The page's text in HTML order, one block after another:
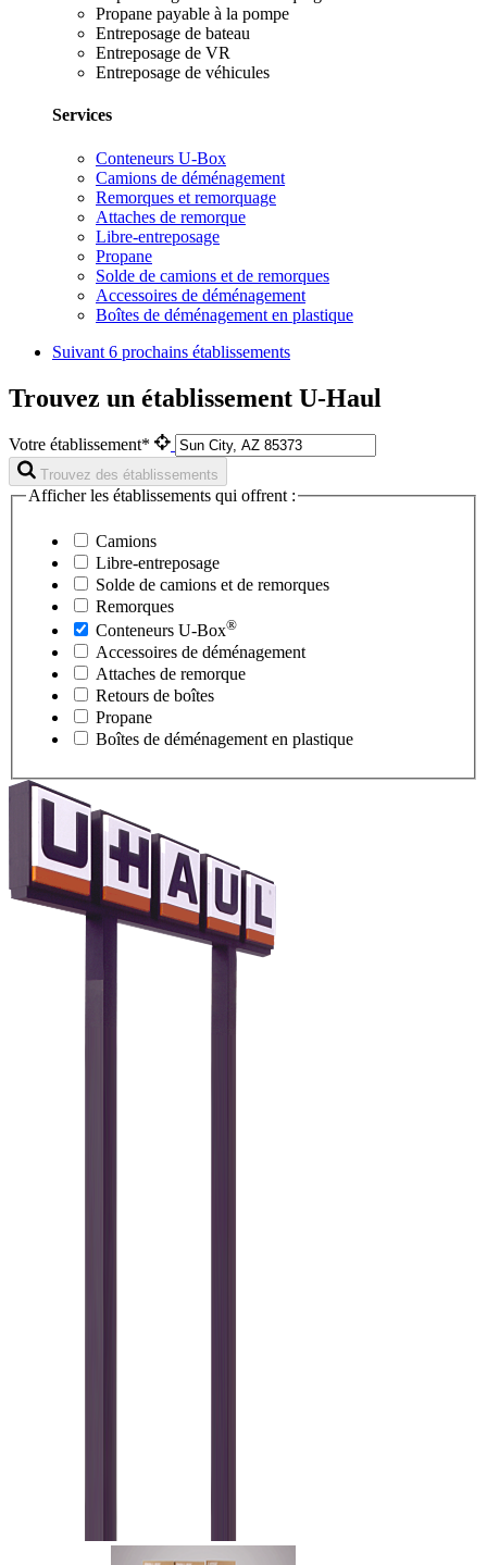
Propane payable à la pompe
Entreposage de bateau
Entreposage de VR
Entreposage de véhicules
Services
Conteneurs U-Box
Camions de déménagement
Remorques et remorquage
Attaches de remorque
Libre-entreposage
Propane
Solde de camions et de remorques
Accessoires de déménagement
Boîtes de déménagement en plastique
Suivant 6 prochains établissements
Trouvez un établissement U-Haul
Votre établissement*
Trouvez des établissements
Afficher les établissements qui offrent :
Camions
Libre-entreposage
Solde de camions et de remorques
Remorques
Conteneurs U-Box®
Accessoires de déménagement
Attaches de remorque
Retours de boîtes
Propane
Boîtes de déménagement en plastique